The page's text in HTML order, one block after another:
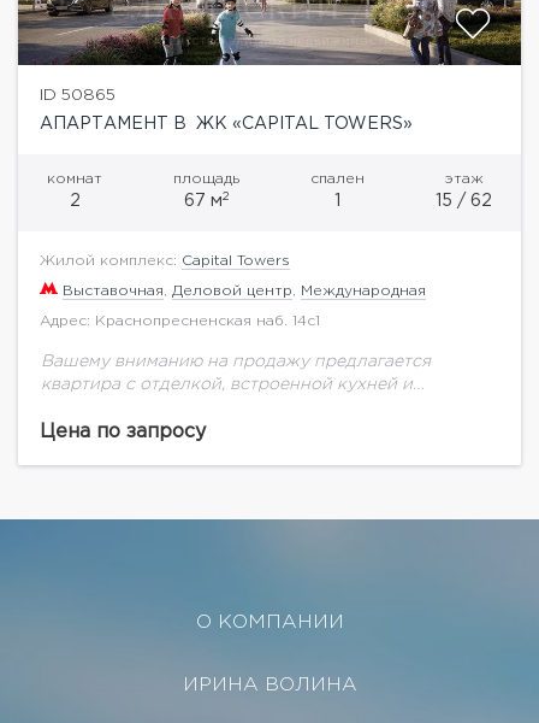
ID 50865
АПАРТАМЕНТ В ЖК «CAPITAL TOWERS»
комнат
2
площадь
67 м2
спален
1
этаж
15 / 62
Жилой комплекс: Capital Towers
Выставочная Деловой центр Международная
Адрес: Краснопресненская наб. 14с1
Вашему вниманию на продажу предлагается
квартира с отделкой, встроенной кухней и
премиум-класса Capital Towers. Башня
Цена по запросу
О КОМПАНИИ
ИРИНА ВОЛИНА